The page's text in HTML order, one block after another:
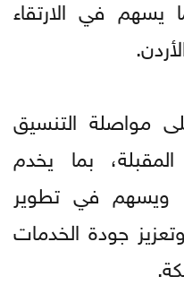
يسهم في الارتقاء
مواصلة التنسيق
بما يخدم
ويسهم في تطوير
جودة الخدمات